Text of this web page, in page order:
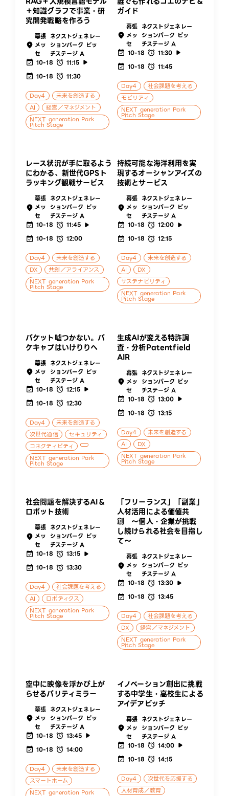
＋知識グラフで事業・研
究開発戦略を作ろう
幕張
メッ
セ
ネクストジェネレー
ションパーク ピッ
チステージ A
10-18
11:15
10-18
11:30
Day4
未来を創造する
AI
経営／マネジメント
NEXT generation Park
Pitch Stage
ガイド
幕張
メッ
セ
ネクストジェネレー
ションパーク ピッ
チステージ A
10-18
11:30
10-18
11:45
Day4
社会課題を考える
モビリティ
NEXT generation Park
Pitch Stage
レース状況が手に取るよう
にわかる、新世代GPSト
ラッキング観戦サービス
幕張
メッ
セ
ネクストジェネレー
ションパーク ピッ
チステージ A
10-18
11:45
10-18
12:00
Day4
未来を創造する
DX
共創／アライアンス
NEXT generation Park
Pitch Stage
持続可能な海洋利用を実
現するオーシャンアイズの
技術とサービス
幕張
メッ
セ
ネクストジェネレー
ションパーク ピッ
チステージ A
10-18
12:00
10-18
12:15
Day4
未来を創造する
AI
DX
サステナビリティ
NEXT generation Park
Pitch Stage
パケット嘘つかない。パ
ケキャプはいけりりへ
幕張
メッ
セ
ネクストジェネレー
ションパーク ピッ
チステージ A
10-18
12:15
10-18
12:30
Day4
未来を創造する
次世代通信
セキュリティ
コネクティビティ
NEXT generation Park
Pitch Stage
生成AIが変える特許調
査・分析Patentfield
AIR
幕張
メッ
セ
ネクストジェネレー
ションパーク ピッ
チステージ A
10-18
13:00
10-18
13:15
Day4
未来を創造する
AI
DX
NEXT generation Park
Pitch Stage
社会問題を解決するAI＆
ロボット技術
幕張
メッ
セ
ネクストジェネレー
ションパーク ピッ
チステージ A
10-18
13:15
10-18
13:30
Day4
社会課題を考える
AI
ロボティクス
NEXT generation Park
Pitch Stage
「フリーランス」「副業」
人材活用による価値共
創 〜個人・企業が挑戦
し続けられる社会を目指し
て〜
幕張
メッ
セ
ネクストジェネレー
ションパーク ピッ
チステージ A
10-18
13:30
10-18
13:45
Day4
社会課題を考える
DX
経営／マネジメント
NEXT generation Park
Pitch Stage
空中に映像を浮かび上が
らせるパリティミラー
幕張
メッ
セ
ネクストジェネレー
ションパーク ピッ
チステージ A
10-18
13:45
10-18
14:00
Day4
未来を創造する
スマートホーム
NEXT generation Park
イノベーション創出に挑戦
する中学生・高校生による
アイデアピッチ
幕張
メッ
セ
ネクストジェネレー
ションパーク ピッ
チステージ A
10-18
14:00
10-18
14:15
Day4
次世代を応援する
人材育成／教育